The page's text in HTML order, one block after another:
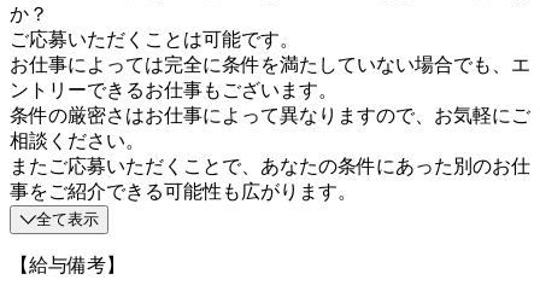
か？
ご応募いただくことは可能です。
お仕事によっては完全に条件を満たしていない場合でも、エ
ントリーできるお仕事もございます。
条件の厳密さはお仕事によって異なりますので、お気軽にご
相談ください。
またご応募いただくことで、あなたの条件にあった別のお仕
事をご紹介できる可能性も広がります。
全て表示
【給与備考】